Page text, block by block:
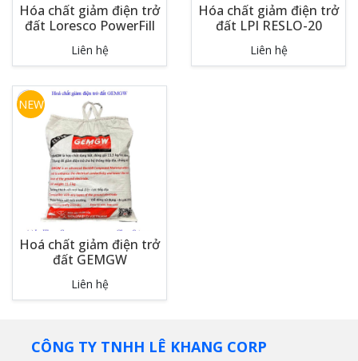
Hóa chất giảm điện trở
đất Loresco PowerFill
Liên hệ
Hóa chất giảm điện trở
đất LPI RESLO-20
Liên hệ
NEW
Hoá chất giảm điện trở
đất GEMGW
Liên hệ
CÔNG TY TNHH LÊ KHANG CORP